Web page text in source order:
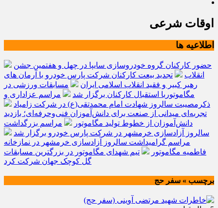
اوقات شرعی
اطلاعیه ها
حضور کارکنان گروه خودروسازی سایپا در چهل و هفتمین جشن
انقلاب
تجدید بیعت کارکنان شرکت پارس خودرو با آرمان های
رهبر کبیر و فقید انقلاب اسلامی ایران
مسابقات ورزشی در
مگاموتوربا استقبال کارکنان برگزار شد
مراسم عزاداری و
ذکرمصیبت سالروز شهادت امام محمدتقی(ع) در شرکت زامیاد
تجربه‌ای میدانی از صنعت برای دانش‌آموزان فنی‌وحرفه‌ای؛ بازدید
دانش‌آموزان از خطوط تولید مگاموتور
مراسم بزرگداشت
سالروز آزادسازی خرمشهر در شرکت پارس خودرو برگزار شد
مراسم گرامیداشت سالروز آزادسازی خرمشهر در نمازخانه
فاطمیه مگاموتور
تیم شهدای مگاموتور در بزرگترین مسابقات
گل کوچک جهان شرکت کرد
برچسب » سفر حج